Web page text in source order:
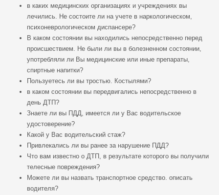
в каких медицинских организациях и учреждениях вы
лечились. Не состоите ли на учете в наркологическом,
психоневрологическом диспансере?
В каком состоянии вы находились непосредственно перед
происшествием. Не были ли вы в болезненном состоянии,
употребляли ли Вы медицинские или иные препараты,
спиртные напитки?
Пользуетесь ли вы тростью. Костылями?
в каком состоянии вы передвигались непосредственно в
день ДТП?
Знаете ли вы ПДД, имеется ли у Вас водительское
удостоверение?
Какой у Вас водительский стаж?
Привлекались ли вы ранее за нарушение ПДД?
Что вам известно о ДТП, в результате которого вы получили
телесные повреждения?
Можете ли вы назвать транспортное средство. описать
водителя?